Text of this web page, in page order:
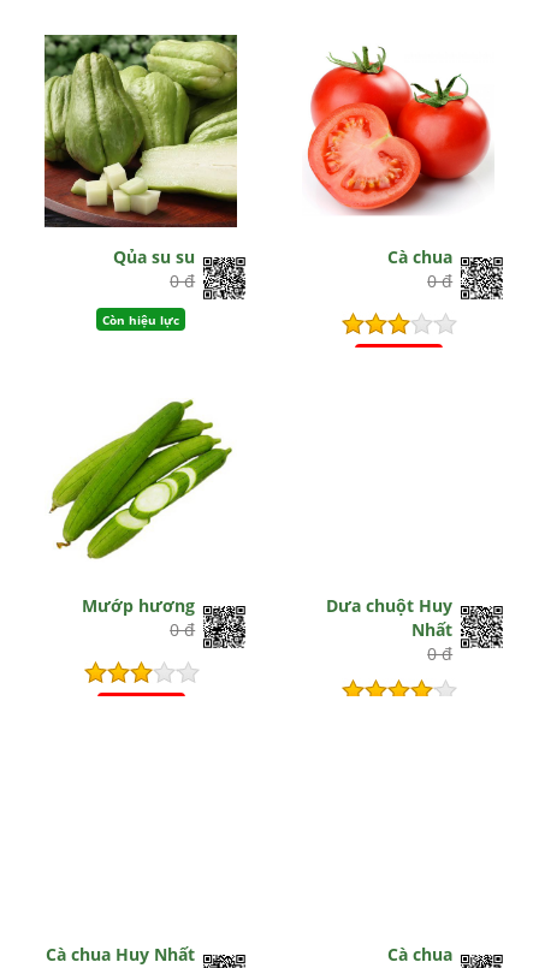
Qủa su su
0 đ
Còn hiệu lực
Cà chua
0 đ
Mướp hương
0 đ
Dưa chuột Huy
Nhất
0 đ
Cà chua Huy Nhất
Cà chua